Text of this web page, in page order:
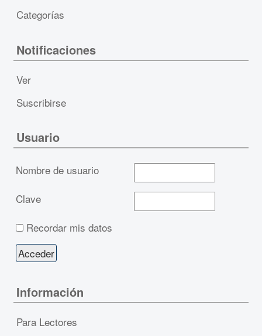
Categorías
Notificaciones
Ver
Suscribirse
Usuario
Nombre de usuario
Clave
Recordar mis datos
Información
Para Lectores